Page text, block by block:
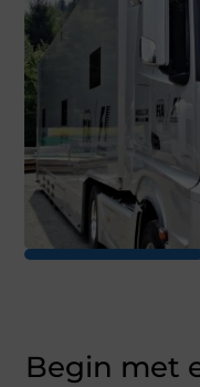
Begin met